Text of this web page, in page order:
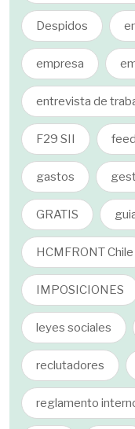
Despidos
empresa
entrevista de
F29 SII
gastos
GRATIS
HCMFRONT Chile
IMPOSICIONES
leyes sociales
reclutadores
reglamento